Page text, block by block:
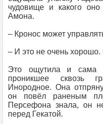
чудовище и какого
Амона.
– Кронос может
– И это не очень хорошо.
Это ощутила и сама
проникшее сквозь
Инородное. Она
он повёл раненым
Персефона знала, он
перед Гекатой.